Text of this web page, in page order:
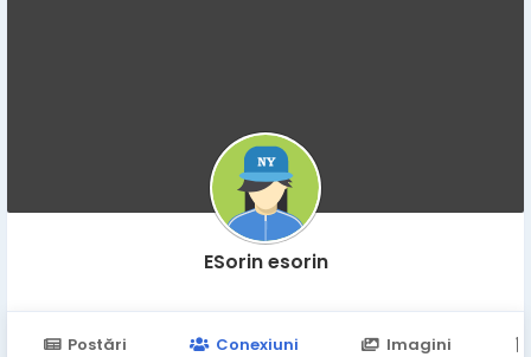
ESorin esorin
Postări Conexiuni Imagini